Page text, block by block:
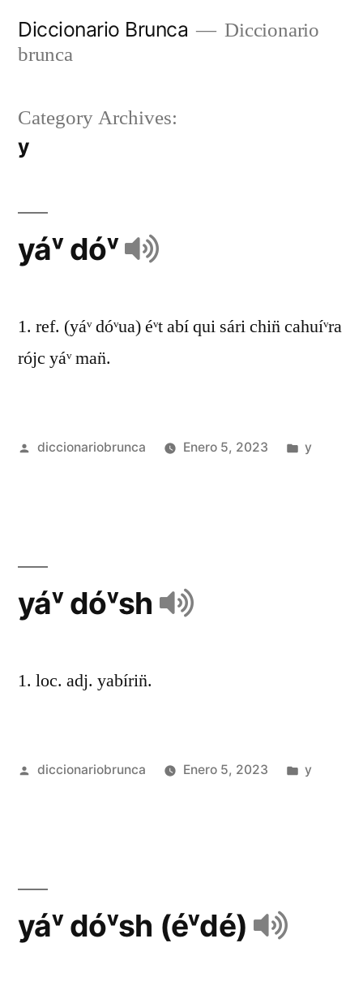
Diccionario Brunca
Diccionario
brunca
Category Archives:
y
yáᵛ dóᵛ
1. ref. (yáᵛ dóᵛua) éᵛt abí qui sári chin̈ cahuíᵛra
rójc yáᵛ man̈.
diccionariobrunca Enero 5, 2023 y
yáᵛ dóᵛsh
1. loc. adj. yabírin̈.
diccionariobrunca Enero 5, 2023 y
yáᵛ dóᵛsh (éᵛdé)